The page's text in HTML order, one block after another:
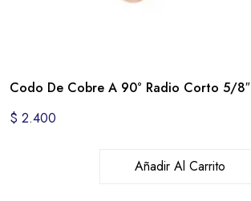
Codo De Cobre A 90° Radio Corto 5/8″
$ 2.400
Añadir Al Carrito